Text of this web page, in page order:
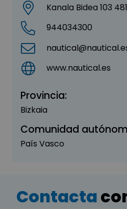
Kanala Bidea 103
944034300
www.nautical.es
Provincia:
Bizkaia
Comunidad
País Vasco
Contacta